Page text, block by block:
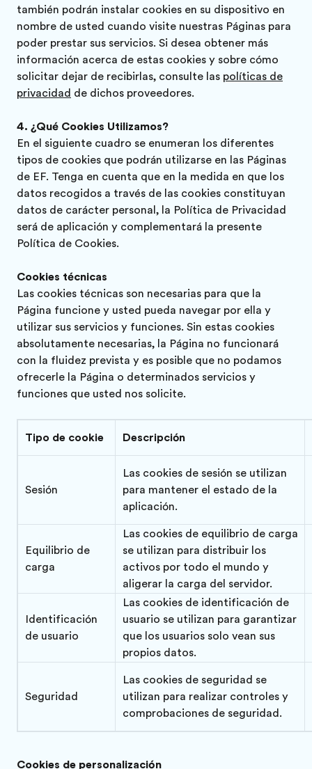
también podrán instalar cookies en su dispositivo en
nombre de usted cuando visite nuestras Páginas para
poder prestar sus servicios. Si desea obtener más
información acerca de estas cookies y sobre cómo
solicitar dejar de recibirlas, consulte las políticas de
privacidad de dichos proveedores.
¿Qué Cookies Utilizamos?
En el siguiente cuadro se enumeran los diferentes
tipos de cookies que podrán utilizarse en las Páginas
de EF. Tenga en cuenta que en la medida en que los
datos recogidos a través de las cookies constituyan
datos de carácter personal, la Política de Privacidad
será de aplicación y complementará la presente
Política de Cookies.
Cookies técnicas
Las cookies técnicas son necesarias para que la
Página funcione y usted pueda navegar por ella y
utilizar sus servicios y funciones. Sin estas cookies
absolutamente necesarias, la Página no funcionará
con la fluidez prevista y es posible que no podamos
ofrecerle la Página o determinados servicios y
funciones que usted nos solicite.
Tipo de cookie Descripción
Sesión
Las cookies de sesión se utilizan
para mantener el estado de la
aplicación.
Equilibrio de
carga
Las cookies de equilibrio de carga
se utilizan para distribuir los
activos por todo el mundo y
aligerar la carga del servidor.
Identificación
de usuario
Las cookies de identificación de
usuario se utilizan para garantizar
que los usuarios solo vean sus
propios datos.
Seguridad
Las cookies de seguridad se
utilizan para realizar controles y
comprobaciones de seguridad.
Cookies de personalización